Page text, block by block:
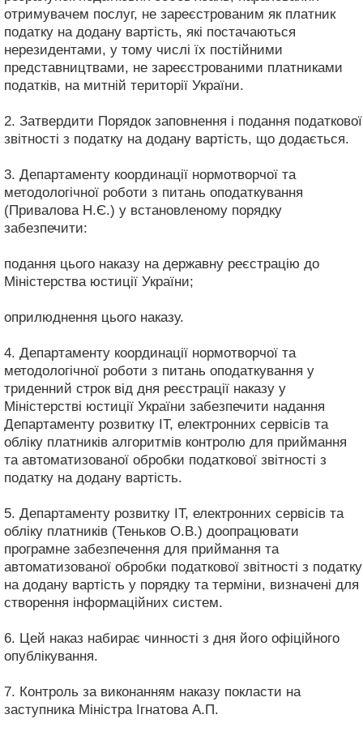
отримувачем послуг, не зареєстрованим як платник
податку на додану вартість, які постачаються
нерезидентами, у тому числі їх постійними
представництвами, не зареєстрованими платниками
податків, на митній території України.
2. Затвердити Порядок заповнення і подання податкової
звітності з податку на додану вартість, що додається.
3. Департаменту координації нормотворчої та
методологічної роботи з питань оподаткування
(Привалова Н.Є.) у встановленому порядку
забезпечити:
подання цього наказу на державну реєстрацію до
Міністерства юстиції України;
оприлюднення цього наказу.
4. Департаменту координації нормотворчої та
методологічної роботи з питань оподаткування у
триденний строк від дня реєстрації наказу у
Міністерстві юстиції України забезпечити надання
Департаменту розвитку ІТ, електронних сервісів та
обліку платників алгоритмів контролю для приймання
та автоматизованої обробки податкової звітності з
податку на додану вартість.
5. Департаменту розвитку ІТ, електронних сервісів та
обліку платників (Теньков О.В.) доопрацювати
програмне забезпечення для приймання та
автоматизованої обробки податкової звітності з податку
на додану вартість у порядку та терміни, визначені для
створення інформаційних систем.
6. Цей наказ набирає чинності з дня його офіційного
опублікування.
7. Контроль за виконанням наказу покласти на
заступника Міністра Ігнатова А.П.